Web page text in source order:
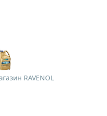
RAVENOL